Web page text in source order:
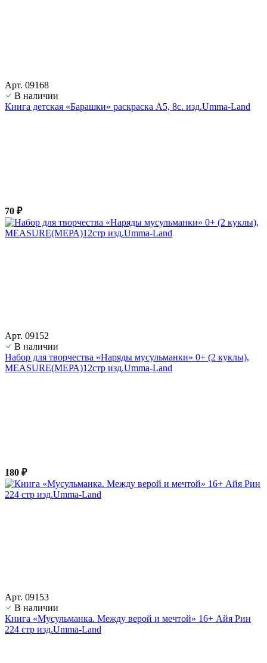
Арт. 09168
В наличии
Книга детская «Барашки» раскраска А5, 8с. изд.Umma-Land
70 ₽
Арт. 09152
В наличии
Набор для творчества «Наряды мусульманки» 0+ (2 куклы),
MEASURE(МЕРА)12стр изд.Umma-Land
180 ₽
Арт. 09153
В наличии
Книга «Мусульманка. Между верой и мечтой» 16+ Айя Рин
224 стр изд.Umma-Land